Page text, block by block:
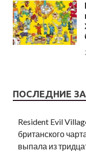
ПОСЛЕДНИЕ
Resident Evil
британского
выпала из